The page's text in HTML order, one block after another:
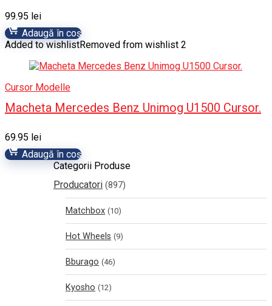
99.95 lei
Adaugă în coș
Added to wishlistRemoved from wishlist 2
Cursor Modelle
Macheta Mercedes Benz Unimog U1500 Cursor.
69.95 lei
Adaugă în coș
Categorii Produse
Producatori (897)
Matchbox (10)
Hot Wheels (9)
Bburago (46)
Kyosho (12)